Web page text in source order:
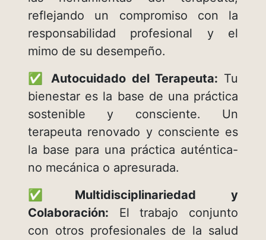
reflejando un compromiso con la
responsabilidad profesional y el
mimo de su desempeño.
✅ Autocuidado del Terapeuta: Tu
bienestar es la base de una práctica
sostenible y consciente. Un
terapeuta renovado y consciente es
la base para una práctica auténtica-
no mecánica o apresurada.
✅ Multidisciplinariedad y
Colaboración: El trabajo conjunto
con otros profesionales de la salud